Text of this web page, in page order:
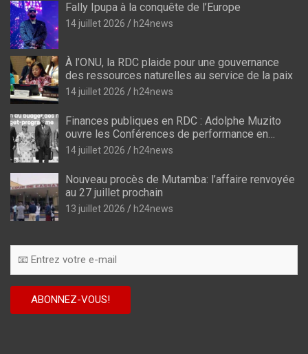
Fally Ipupa à la conquête de l’Europe
14 juillet 2026 h24news
À l’ONU, la RDC plaide pour une gouvernance
des ressources naturelles au service de la paix
14 juillet 2026 h24news
Finances publiques en RDC : Adolphe Muzito
ouvre les Conférences de performance en
prélude au budget-programme de 2028
14 juillet 2026 h24news
Nouveau procès de Mutamba: l’affaire renvoyée
au 27 juillet prochain
13 juillet 2026 h24news